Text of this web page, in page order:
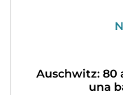
Auschwitz: 80
una